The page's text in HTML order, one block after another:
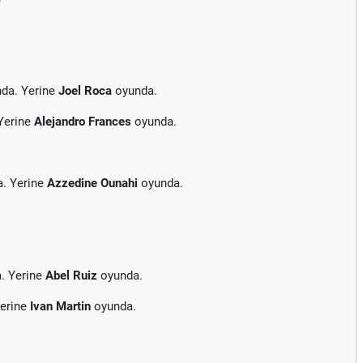
Yerine Joel Roca oyunda.
Alejandro Frances oyunda.
Yerine Azzedine Ounahi oyunda.
Yerine Abel Ruiz oyunda.
Ivan Martin oyunda.